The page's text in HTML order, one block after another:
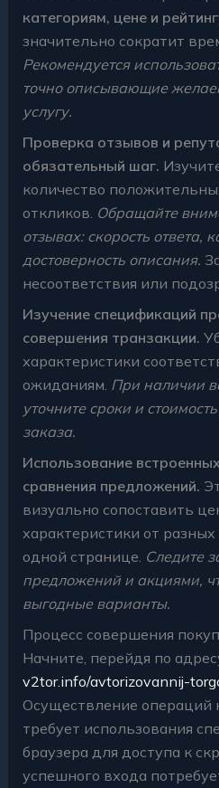
категориям, цене и
значительно сократит
Рекомендуется
точно описывающие
услугу.
Проверка отзывов и
обязательный шаг.
количество
откликов. Обращайте
отзывах: скорость ответа,
достоверность описания.
несоответствия или
Изучение спецификаций
совершения транзакции.
характеристики
ожиданиям. При наличии
уточните сроки и
заказа.
Использование
сравнения предложений.
визуально сопоставить
характеристики от
одной странице. Следите
предложений и акциями,
выгодные варианты.
Процесс совершения
Начните, перейдя по
v2tor.info/avtorizovannij-
Осуществление операций
требует использования
браузера для доступа к
успешного входа